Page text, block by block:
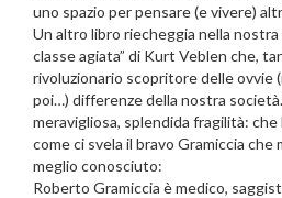
uno spazio per pensare (e vivere)
Un altro libro riecheggia nella nostra
classe agiata” di Kurt Veblen che,
rivoluzionario scopritore delle ovvie
poi…) differenze della nostra
meravigliosa, splendida fragilità:
come ci svela il bravo Gramiccia
meglio conosciuto:
Roberto Gramiccia è medico,